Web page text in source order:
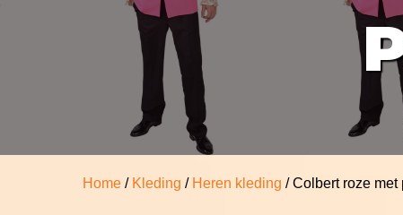
Home / Kleding / Heren kleding / Colbert roze met